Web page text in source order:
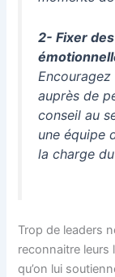
2- Fixer
auprès de
conseil au
une équipe
la charge
Trop de leaders
reconnaitre leurs
qu’on lui